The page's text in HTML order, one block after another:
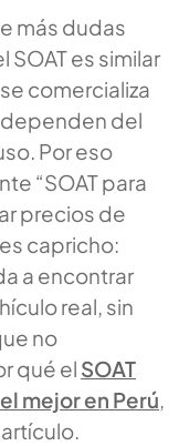
más dudas
es similar
se comercializa
del
Por eso
“SOAT para
precios de
capricho:
a encontrar
real, sin
no
qué el SOAT
mejor en Perú,